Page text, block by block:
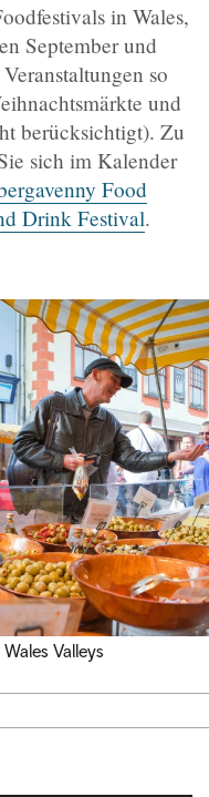
in Wales,
September und
so
und
berücksichtigt). Zu
sich im Kalender
Food
Drink Festival.
Valleys